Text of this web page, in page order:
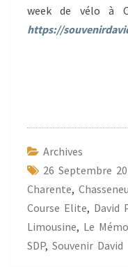
week de vélo à
https://
Archives
26 Septembre
Charente,
Course Elite, David
Limousine, Le
SDP, Souvenir